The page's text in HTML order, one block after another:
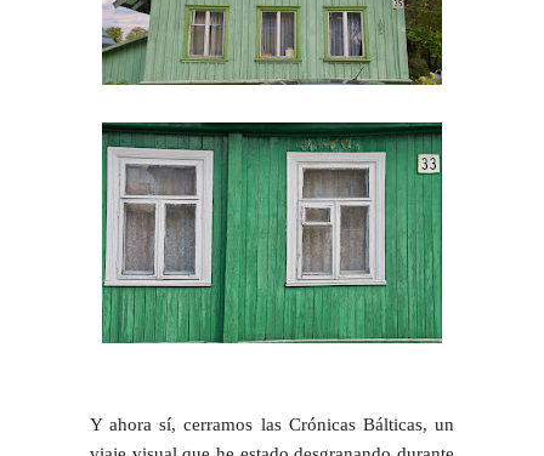
Y ahora sí, cerramos las Crónicas Bálticas, un